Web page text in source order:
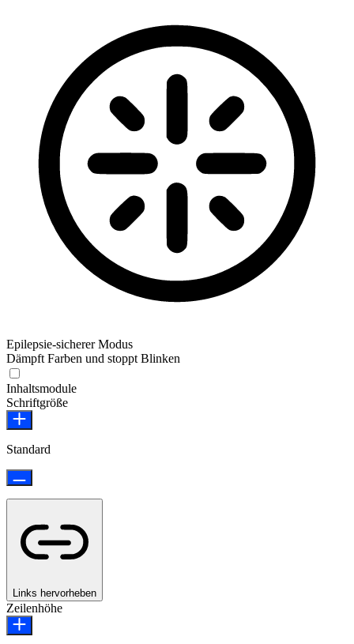
Epilepsie-sicherer Modus
Dämpft Farben und stoppt Blinken
Inhaltsmodule
Schriftgröße
Standard
Links hervorheben
Zeilenhöhe